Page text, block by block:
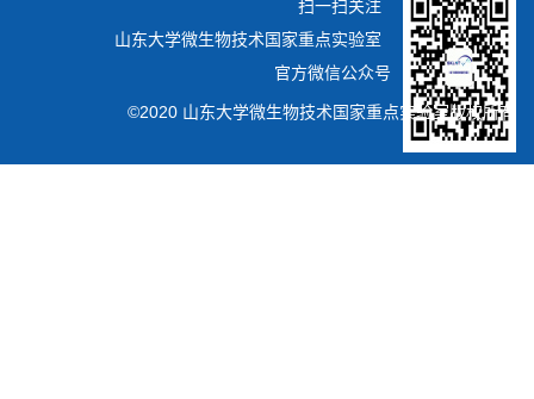
扫一扫关注
山东大学微生物技术国家重点实验室
官方微信公众号
©2020 山东大学微生物技术国家重点实验室版权所有